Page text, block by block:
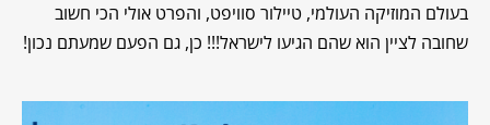
בעולם המוזיקה העולמי, טיילור סוויפט, והפרט אולי הכי חשוב
שחובה לציין הוא שהם הגיעו לישראל!!! כן, גם הפעם שמעתם נכון!